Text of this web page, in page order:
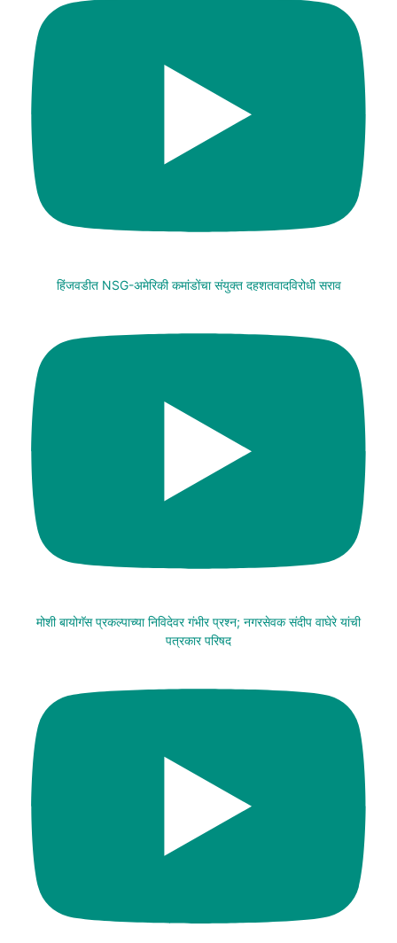
हिंजवडीत NSG-अमेरिकी कमांडोंचा संयुक्त दहशतवादविरोधी सराव
मोशी बायोगॅस प्रकल्पाच्या निविदेवर गंभीर प्रश्न; नगरसेवक संदीप वाघेरे यांची
पत्रकार परिषद